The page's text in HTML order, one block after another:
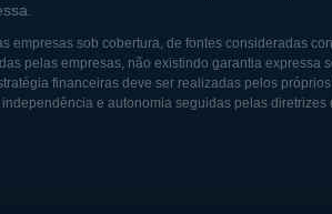
a Otelco se
ainda está em
e no esforço de
sob cobertura, de fontes consideradas
pelas empresas, não existindo garantia expressa
financeiras deve ser realizadas pelos
e autonomia seguidas pelas diretrizes